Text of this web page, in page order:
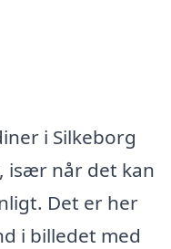
i Silkeborg
især når det kan
Det er her
i billedet med